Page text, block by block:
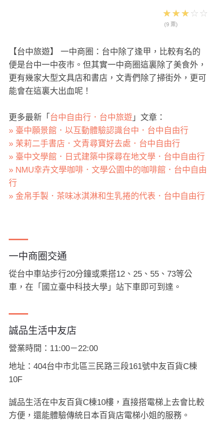
(9 票)
【台中旅遊】 一中商圈：台中除了逢甲，比較有名的
便是台中一中夜市。但其實一中商圈這裏除了美食外，
更有幾家大型文具店和書店，文青們除了掃街外，更可
能會在這裏大出血呢！
更多最新「 台中自由行．台中旅遊 」文章：
» 臺中願景館．以互動體驗認識台中．台中自由行
» 茉莉二手書店．文青尋寶好去處．台中自由行
» 臺中文學館．日式建築中探尋在地文學．台中自由行
» NMU幸卉文學咖啡．文學公園中的咖啡館．台中自由
行
» 金帛手製．茶味冰淇淋和生乳捲的代表．台中自由行
一中商圈交通
從台中車站步行20分鐘或乘搭12、25、55、73等公
車，在「國立臺中科技大學」站下車即可到達。
誠品生活中友店
營業時間：11:00－22:00
地址：404台中市北區三民路三段161號中友百貨C棟
10F
誠品生活在中友百貨C棟10樓，直接搭電梯上去會比較
方便，還能體驗傳統日本百貨店電梯小姐的服務。